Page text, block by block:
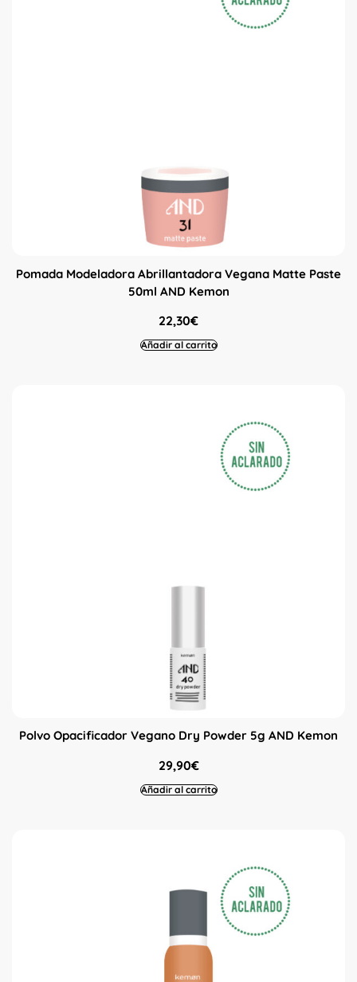
Pomada Modeladora Abrillantadora Vegana Matte Paste
50ml AND Kemon
22,30€
Añadir al carrito
Polvo Opacificador Vegano Dry Powder 5g AND Kemon
29,90€
Añadir al carrito